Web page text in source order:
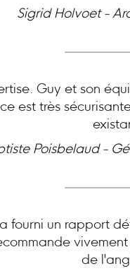
Sigrid Holvoet -
Guy et son
est très
Poisbelaud -
fourni un rapport
de